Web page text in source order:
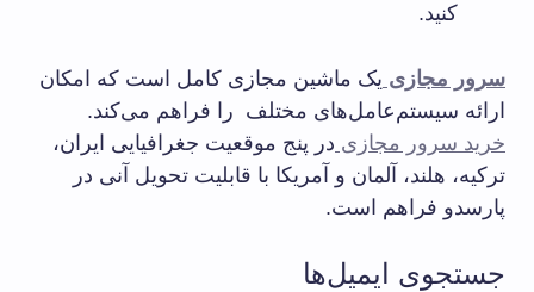
کنید.
سرور مجازی یک ماشین مجازی کامل است که امکان
ارائه سیستم‌عامل‌های مختلف را فراهم می‌کند.
خرید سرور مجازی در پنج موقعیت جغرافیایی ایران،
ترکیه، هلند، آلمان و آمریکا با قابلیت تحویل آنی در
پارسدو فراهم است.
جستجوی ایمیل‌ها